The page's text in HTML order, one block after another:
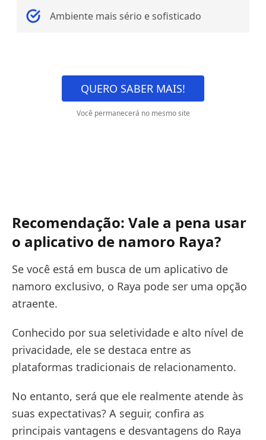
Ambiente mais sério e sofisticado
QUERO SABER MAIS!
Você permanecerá no mesmo site
Recomendação: Vale a pena usar
o aplicativo de namoro Raya?
Se você está em busca de um aplicativo de
namoro exclusivo, o Raya pode ser uma opção
atraente.
Conhecido por sua seletividade e alto nível de
privacidade, ele se destaca entre as
plataformas tradicionais de relacionamento.
No entanto, será que ele realmente atende às
suas expectativas? A seguir, confira as
principais vantagens e desvantagens do Raya